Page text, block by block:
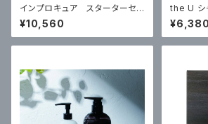
インプロキュア スターターセッ
ト ￥10560税込
¥10,560
the U シ
トメント
¥6,380